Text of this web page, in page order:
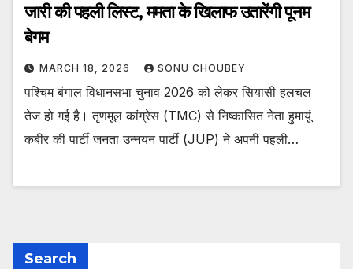
जारी की पहली लिस्ट, ममता के खिलाफ उतारेंगी पूनम
बेगम
MARCH 18, 2026 SONU CHOUBEY
पश्चिम बंगाल विधानसभा चुनाव 2026 को लेकर सियासी हलचल
तेज हो गई है। तृणमूल कांग्रेस (TMC) से निष्कासित नेता हुमायूं
कबीर की पार्टी जनता उन्नयन पार्टी (JUP) ने अपनी पहली…
Search